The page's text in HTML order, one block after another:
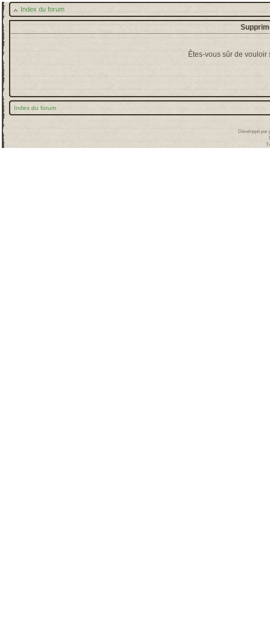
Index du forum
Êtes-vous sûr de
Index du forum
Développé par